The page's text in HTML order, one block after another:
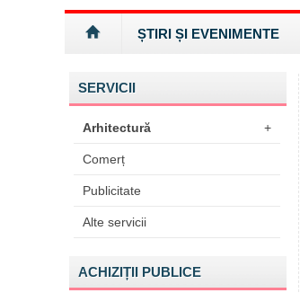
ȘTIRI ȘI EVENIMENTE
SERVICII
Arhitectură +
Comerț
Publicitate
Alte servicii
ACHIZIȚII PUBLICE